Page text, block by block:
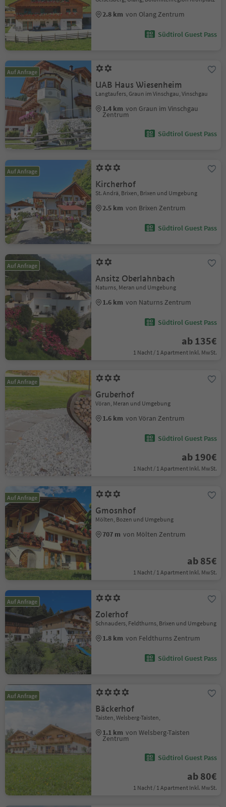
2.8 km von Olang Zentrum
Südtirol Guest Pass
Auf Anfrage
UAB Haus Wiesenheim
Langtaufers, Graun im Vinschgau, Vinschgau
1.4 km von Graun im Vinschgau
Zentrum
Südtirol Guest Pass
Auf Anfrage
Kircherhof
St. Andrä, Brixen, Brixen und Umgebung
2.5 km von Brixen Zentrum
Südtirol Guest Pass
Auf Anfrage
Ansitz Oberlahnbach
Naturns, Meran und Umgebung
1.6 km von Naturns Zentrum
Südtirol Guest Pass
ab 135€
1 Nacht / 1 Apartment Inkl. MwSt.
Auf Anfrage
Gruberhof
Vöran, Meran und Umgebung
1.6 km von Vöran Zentrum
Südtirol Guest Pass
ab 190€
1 Nacht / 1 Apartment Inkl. MwSt.
Auf Anfrage
Gmosnhof
Mölten, Bozen und Umgebung
707 m von Mölten Zentrum
ab 85€
1 Nacht / 1 Apartment Inkl. MwSt.
Auf Anfrage
Zolerhof
Schnauders, Feldthurns, Brixen und Umgebung
1.8 km von Feldthurns Zentrum
Südtirol Guest Pass
Auf Anfrage
Bäckerhof
Taisten, Welsberg-Taisten,
1.1 km von Welsberg-Taisten
Zentrum
Südtirol Guest Pass
ab 80€
1 Nacht / 1 Apartment Inkl. MwSt.